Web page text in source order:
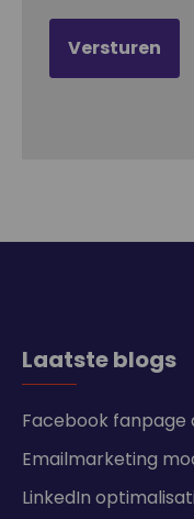
Laatste blogs
Facebook
Emailmarketing
LinkedIn